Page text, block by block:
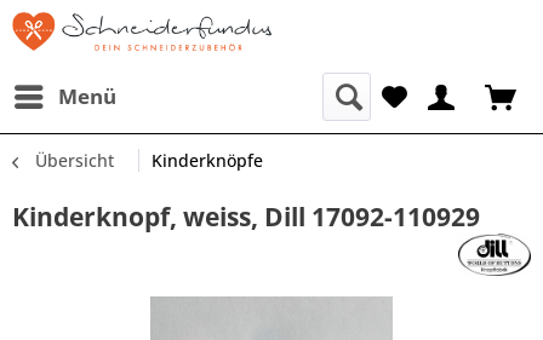
Menü
Übersicht Kinderknöpfe
Kinderknopf, weiss, Dill 17092-110929